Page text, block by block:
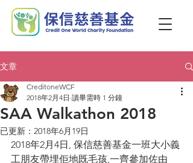
文章
SAA Walkathon 2018
CreditoneWCF
2018年2月4日 讀畢需時 1 分鐘
已更新： 2018年6月19日
2018年2月4日, 保信慈善基金一班大小義
工朋友帶埋佢地既毛孩,一齊參加佐由